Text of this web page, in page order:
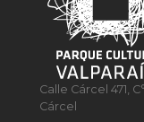
Calle Cárcel 471, C°
Cárcel